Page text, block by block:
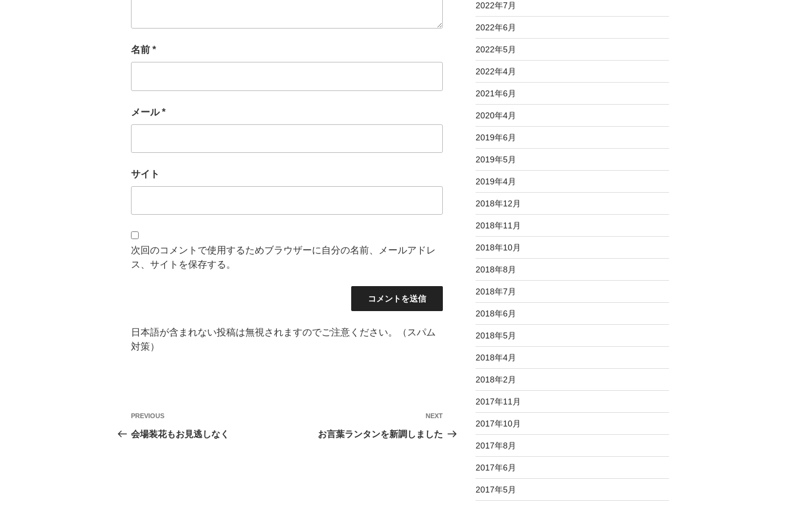
名前 *
メール*
サイト
次回のコメントで使用するためブラウザーに自分の名前、メールアドレ
ス、サイトを保存する。
日本語が含まれない投稿は無視されますのでご注意ください。（スパム
対策）
投
稿
Previous
Post
PREVIOUS
会場装花もお見逃しなく
Next
Post
NEXT
お言葉ランタンを新調しました
2022年7月
2022年6月
2022年5月
2022年4月
2021年6月
2020年4月
2019年6月
2019年5月
2019年4月
2018年12月
2018年11月
2018年10月
2018年8月
2018年7月
2018年6月
2018年5月
2018年4月
2018年2月
2017年11月
2017年10月
2017年8月
2017年6月
2017年5月